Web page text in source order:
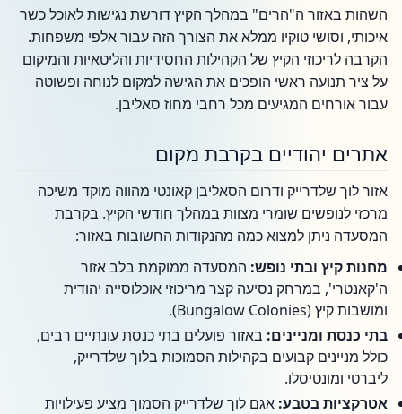
השהות באזור ה"הרים" במהלך הקיץ דורשת נגישות לאוכל כשר
איכותי, וסושי טוקיו ממלא את הצורך הזה עבור אלפי משפחות.
הקרבה לריכוזי הקיץ של הקהילות החסידיות והליטאיות והמיקום
על ציר תנועה ראשי הופכים את הגישה למקום לנוחה ופשוטה
עבור אורחים המגיעים מכל רחבי מחוז סאליבן.
אתרים יהודיים בקרבת מקום
אזור לוך שלדרייק ודרום הסאליבן קאונטי מהווה מוקד משיכה
מרכזי לנופשים שומרי מצוות במהלך חודשי הקיץ. בקרבת
המסעדה ניתן למצוא כמה מהנקודות החשובות באזור:
מחנות קיץ ובתי נופש: המסעדה ממוקמת בלב אזור
ה'קאנטרי', במרחק נסיעה קצר מריכוזי אוכלוסייה יהודית
ומושבות קיץ (Bungalow Colonies).
בתי כנסת ומניינים: באזור פועלים בתי כנסת עונתיים רבים,
כולל מניינים קבועים בקהילות הסמוכות בלוך שלדרייק,
ליברטי ומונטיסלו.
אטרקציות בטבע: אגם לוך שלדרייק הסמוך מציע פעילויות